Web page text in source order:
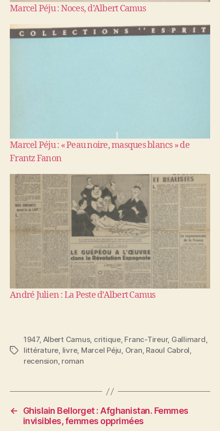
Marcel Péju : Noces, d’Albert Camus
Marcel Péju : « Peau noire, masques blancs » de
Frantz Fanon
André Julien : La Peste d’Albert Camus
Étiquettes
1947, Albert Camus, critique, Franc-Tireur, Gallimard,
littérature, livre, Marcel Péju, Oran, Raoul Cabrol,
recension, roman
←
Ghislain Bellorget : Afghanistan. Femmes
invisibles, femmes opprimées